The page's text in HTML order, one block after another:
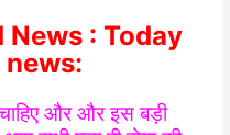
: Today
और और इस बड़ी